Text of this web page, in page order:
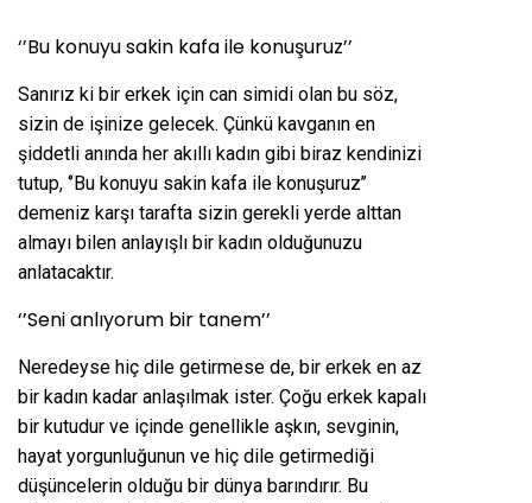
‘’Bu konuyu sakin kafa ile konuşuruz’’
Sanırız ki bir erkek için can simidi olan bu söz,
sizin de işinize gelecek. Çünkü kavganın en
şiddetli anında her akıllı kadın gibi biraz kendinizi
tutup, ‘’Bu konuyu sakin kafa ile konuşuruz’’
demeniz karşı tarafta sizin gerekli yerde alttan
almayı bilen anlayışlı bir kadın olduğunuzu
anlatacaktır.
‘’Seni anlıyorum bir tanem’’
Neredeyse hiç dile getirmese de, bir erkek en az
bir kadın kadar anlaşılmak ister. Çoğu erkek kapalı
bir kutudur ve içinde genellikle aşkın, sevginin,
hayat yorgunluğunun ve hiç dile getirmediği
düşüncelerin olduğu bir dünya barındırır. Bu